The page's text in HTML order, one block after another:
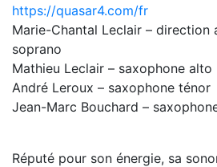
https://quasar4.com/fr
Marie-Chantal Leclair – direction
soprano
Mathieu Leclair – saxophone alto
André Leroux – saxophone ténor
Jean-Marc Bouchard –
Réputé pour son énergie, sa